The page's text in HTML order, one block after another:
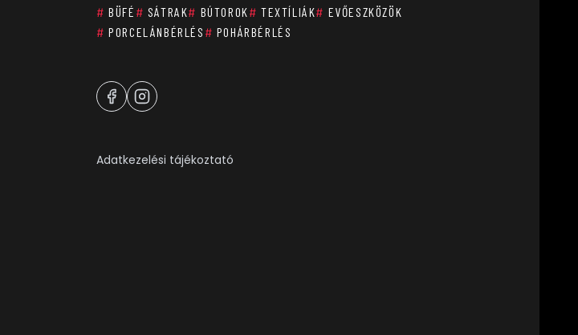
# BÜFÉ # SÁTRAK# BÚTOROK# TEXTÍLIÁK# EVŐESZKÖZÖK
# PORCELÁNBÉRLÉS # POHÁRBÉRLÉS
Adatkezelési tájékoztató